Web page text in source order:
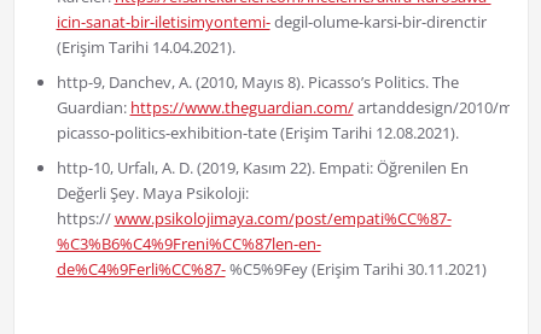
icin-sanat-bir-iletisimyontemi-degil-olume-karsi-bir-direnctir
(Erişim Tarihi 14.04.2021).
http-9, Danchev, A. (2010, Mayıs 8). Picasso’s Politics. The
Guardian: https://www.theguardian.com/artanddesign/2010/may/
picasso-politics-exhibition-tate (Erişim Tarihi 12.08.2021).
http-10, Urfalı, A. D. (2019, Kasım 22). Empati: Öğrenilen En
Değerli Şey. Maya Psikoloji:
https://www.psikolojimaya.com/post/empati%CC%87-
%C3%B6%C4%9Freni%CC%87len-en-
de%C4%9Ferli%CC%87-%C5%9Fey (Erişim Tarihi 30.11.2021)